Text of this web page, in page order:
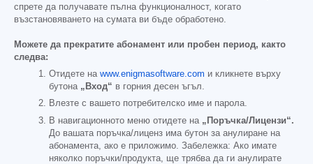
спрете да получавате пълна функционалност, когато
възстановяването на сумата ви бъде обработено.
Можете да прекратите абонамент или пробен период, както
следва:
Отидете на www.enigmasoftware.com и кликнете върху
бутона „Вход“ в горния десен ъгъл.
Влезте с вашето потребителско име и парола.
В навигационното меню отидете на „Поръчка/Лицензи“.
До вашата поръчка/лиценз има бутон за анулиране на
абонамента, ако е приложимо. Забележка: Ако имате
няколко поръчки/продукта, ще трябва да ги анулирате